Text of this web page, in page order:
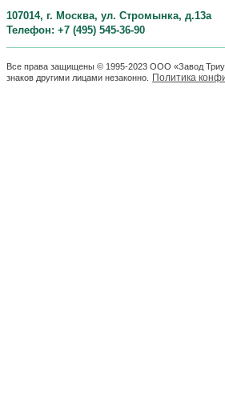
107014, г. Москва, ул. Стромынка, д.13а
Телефон: +7 (495) 545-36-90
Все права защищены © 1995-2023 ООО «Завод
знаков другими лицами незаконно.
Политика